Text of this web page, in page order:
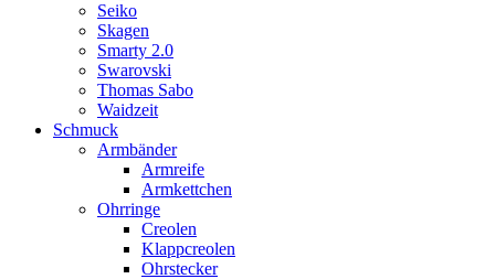
Seiko
Skagen
Smarty 2.0
Swarovski
Thomas Sabo
Waidzeit
Schmuck
Armbänder
Armreife
Armkettchen
Ohrringe
Creolen
Klappcreolen
Ohrstecker